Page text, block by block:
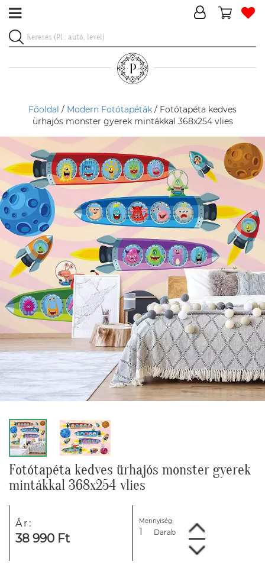
Főoldal / Modern Fotótapéták / Fotótapéta kedves
ürhajós monster gyerek mintákkal 368x254 vlies
Fotótapéta kedves ürhajós monster gyerek
mintákkal 368x254 vlies
Ár:
38 990 Ft
Mennyiség:
Darab